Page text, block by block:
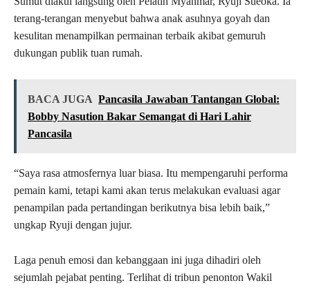
terang-terangan menyebut bahwa anak asuhnya goyah dan
kesulitan menampilkan permainan terbaik akibat gemuruh
dukungan publik tuan rumah.
BACA JUGA Pancasila Jawaban Tantangan Global:
Bobby Nasution Bakar Semangat di Hari Lahir
Pancasila
“Saya rasa atmosfernya luar biasa. Itu mempengaruhi performa
pemain kami, tetapi kami akan terus melakukan evaluasi agar
penampilan pada pertandingan berikutnya bisa lebih baik,”
ungkap Ryuji dengan jujur.
Laga penuh emosi dan kebanggaan ini juga dihadiri oleh
sejumlah pejabat penting. Terlihat di tribun penonton Wakil